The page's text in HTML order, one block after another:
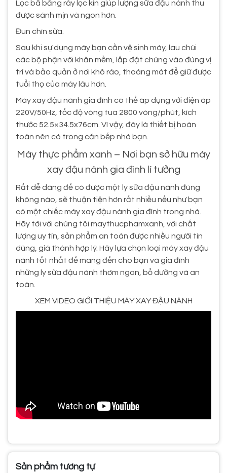
Lọc bã bằng rây lọc kín giúp lượng sữa đậu nành thu
được sánh mịn và ngon hơn.
Đun chín sữa.
Sau khi sự dụng máy bạn cần vệ sinh máy, lau chùi
các bộ phận với khăn mềm, lắp đặt chúng vào đúng vị
trí và bảo quản ở nơi khô ráo, thoáng mát để giữ được
tuổi thọ của máy lâu hơn.
Máy xay đậu nành gia đình có thể áp dụng với điện áp
220V/50Hz, tốc độ vòng tua 2800 vòng/phút, kích
thước 52.5×34.5x76cm. Vì vậy, đây là thiết bị hoàn
toàn nên có trong căn bếp nhà bạn.
Máy thực phẩm xanh – Nơi bạn sở hữu máy
xay đậu nành gia đình lí tưởng
Rất dễ dàng để có được một ly sữa đậu nành đúng
không nào, sẽ thuận tiện hơn rất nhiều nếu như bạn
có một chiếc máy xay đậu nành gia đình trong nhà.
Hãy tới với chúng tôi maythucphamxanh, với chất
lượng uy tín, sản phẩm an toàn được nhiều người tin
dùng, giá thành hợp lý. Hãy lựa chọn loại máy xay đậu
nành tốt nhất để mang đến cho bạn và gia đình
những ly sữa đậu nành thơm ngon, bổ dưỡng và an
toàn.
XEM VIDEO GIỚI THIỆU MÁY XAY ĐẬU NÀNH
Sản phẩm tương tự